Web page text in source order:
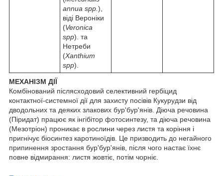
annua spp.),
віді Вероніки
(Veronica
spp). та
Нетреби
(Xanthium
spp).
МЕХАНІЗМ ДІЇ
Комбінований післясходовий селективний гербіцид
контактної-системної дії для захисту посівів Кукурудзи від
дводольних та деяких злакових бур'бур'янів. Діюча речовина
(Піридат) працює як інгібітор фотосинтезу, та діюча речовина
(Мезотріон) проникає в рослини через листя та коріння і
пригнічує біосинтез каротиноїдів. Це призводить до негайного
припинення зростання бур'бур'янів, після чого настає їхнє
повне відмирання: листя жовтіє, потім чорніє.